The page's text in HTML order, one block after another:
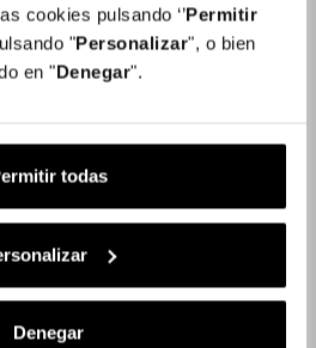
cookies pulsando ‘’Permitir
"Personalizar", o bien
en "Denegar".
todas
Denegar
DISPONIBLES
Preto Lilás
DO PRODUTO